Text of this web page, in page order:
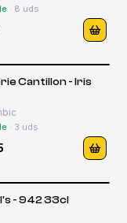
· 8 uds
Cantillon - Iris
· 3 uds
- 942 33cl